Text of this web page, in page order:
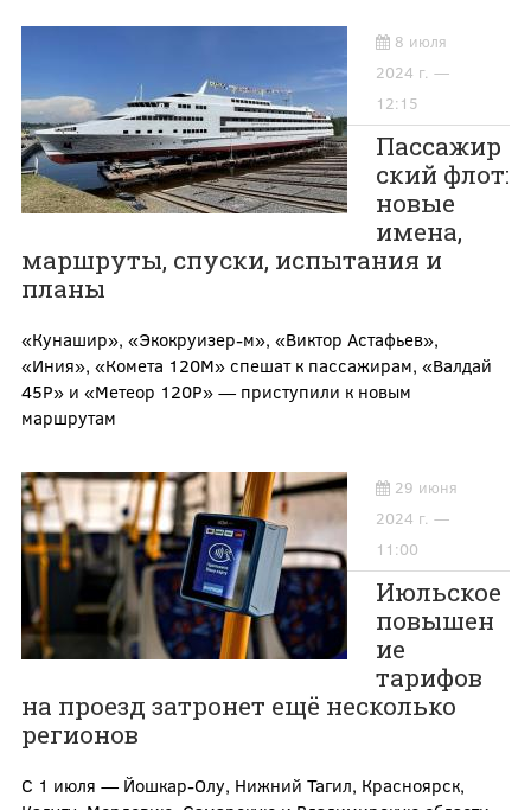
8 июля
2024 г. —
12:15
Пассажир
ский флот:
новые
имена,
маршруты, спуски, испытания и
планы
«Кунашир», «Экокруизер-м», «Виктор Астафьев»,
«Иния», «Комета 120М» спешат к пассажирам, «Валдай
45Р» и «Метеор 120Р» — приступили к новым
маршрутам
29 июня
2024 г. —
11:00
Июльское
повышен
ие
тарифов
на проезд затронет ещё несколько
регионов
С 1 июля — Йошкар-Олу, Нижний Тагил, Красноярск,